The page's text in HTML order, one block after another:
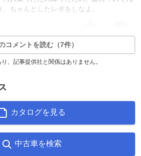
ちゃんとしたレポをしなよ。
コメントを読む（7件）
、記事提供社と関係はありません。
カタログを見る
中古車を検索